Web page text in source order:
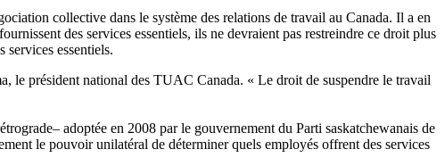
collective dans le système des relations de travail au Canada. Il a en
des services essentiels, ils ne devraient pas restreindre ce droit plus
services essentiels.
le président national des TUAC Canada. « Le droit de suspendre le travail
adoptée en 2008 par le gouvernement du Parti saskatchewanais de
le pouvoir unilatéral de déterminer quels employés offrent des services